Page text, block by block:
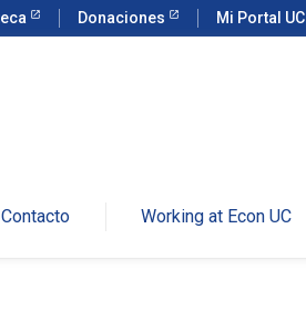
Donaciones Mi Portal UC
Contacto Working at Econ UC